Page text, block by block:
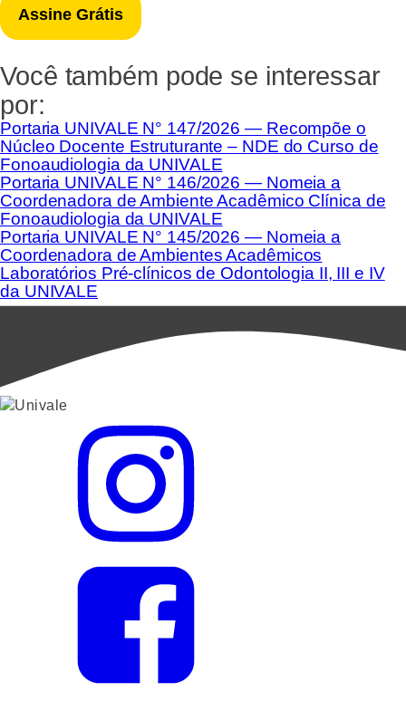
Você também pode se interessar
por:
Portaria UNIVALE N° 147/2026 — Recompõe o
Núcleo Docente Estruturante – NDE do Curso de
Fonoaudiologia da UNIVALE
Portaria UNIVALE N° 146/2026 — Nomeia a
Coordenadora de Ambiente Acadêmico Clínica de
Fonoaudiologia da UNIVALE
Portaria UNIVALE N° 145/2026 — Nomeia a
Coordenadora de Ambientes Acadêmicos
Laboratórios Pré-clínicos de Odontologia II, III e IV
da UNIVALE